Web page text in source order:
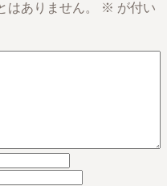
はありません。
※ が付い